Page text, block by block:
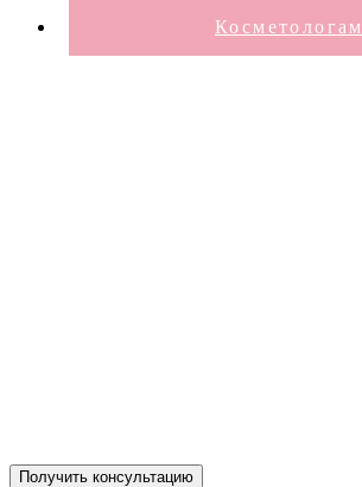
Косметологам
Получить консультацию